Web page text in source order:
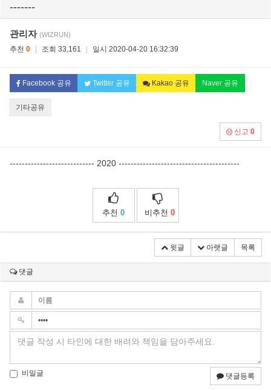
-------
관리자 (WIZRUN)
추천 0 조회 33,161 일시 2020-04-20 16:32:39
Facebook 공유 Twitter 공유 Kakao 공유 Naver 공유
기타공유
신고 0
---------------------------- 2020 ----------------------------------------
추천 0 비추천 0
윗글 아랫글 목록
댓글
비밀글 댓글등록